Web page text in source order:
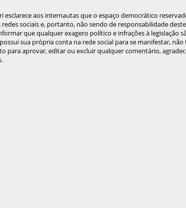
esclarece aos internautas que o espaço democrático
sociais e, portanto, não sendo de responsabilidade
que qualquer exagero político e infrações à legislação
sua própria conta na rede social para se manifestar,
para aprovar, editar ou excluir qualquer comentário,